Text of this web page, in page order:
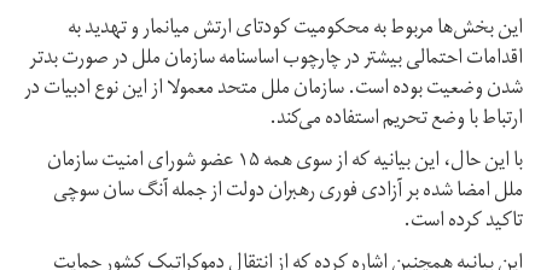
این بخش‌ها مربوط به محکومیت کودتای ارتش میانمار و تهدید به
اقدامات احتمالی بیشتر در چارچوب اساسنامه سازمان ملل در صورت بدتر
شدن وضعیت بوده است. سازمان ملل متحد معمولا از این نوع ادبیات در
ارتباط با وضع تحریم استفاده می‌کند.
با این حال، این بیانیه که از سوی همه ۱۵ عضو شورای امنیت سازمان
ملل امضا شده بر آزادی فوری رهبران دولت از جمله آنگ سان سوچی
تاکید کرده است.